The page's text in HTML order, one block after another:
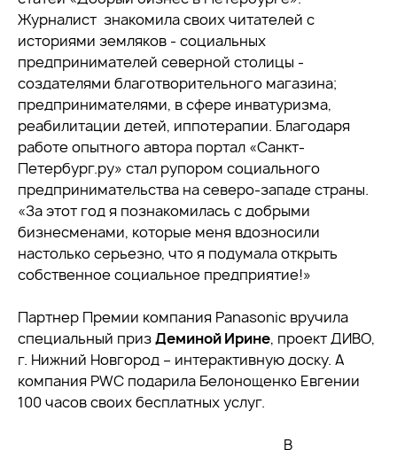
Журналист знакомила своих читателей с
историями земляков - социальных
предпринимателей северной столицы -
создателями благотворительного магазина;
предпринимателями, в сфере инватуризма,
реабилитации детей, иппотерапии. Благодаря
работе опытного автора портал «Санкт-
Петербург.ру» стал рупором социального
предпринимательства на северо-западе страны.
«За этот год я познакомилась с добрыми
бизнесменами, которые меня вдозносили
настолько серьезно, что я подумала открыть
собственное социальное предприятие!»
Партнер Премии компания Panasonic вручила
специальный призДеминой Ирине, проект ДИВО,
г. Нижний Новгород – интерактивную доску. А
компания PWC подарила Белонощенко Евгении
100 часов своих бесплатных услуг.
В